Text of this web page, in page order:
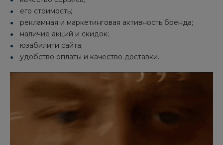
его стоимость;
рекламная и маркетинговая активность бренда;
наличие акций и скидок;
юзабилити сайта;
удобство оплаты и качество доставки.